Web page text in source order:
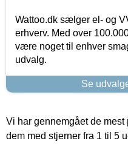
Wattoo.dk sælger el- og
erhverv. Med over
være noget til enhver
udvalg.
Se
Vi har gennemgået de
dem med stjerner fra 1 til 5